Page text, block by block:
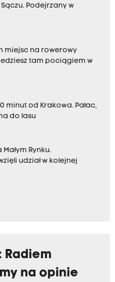
Podejrzany w
miejsc na rowerowy
tam pociągiem w
minut od Krakowa. Pałac,
do lasu
Rynku.
udział w kolejnej
Radiem
na opinie